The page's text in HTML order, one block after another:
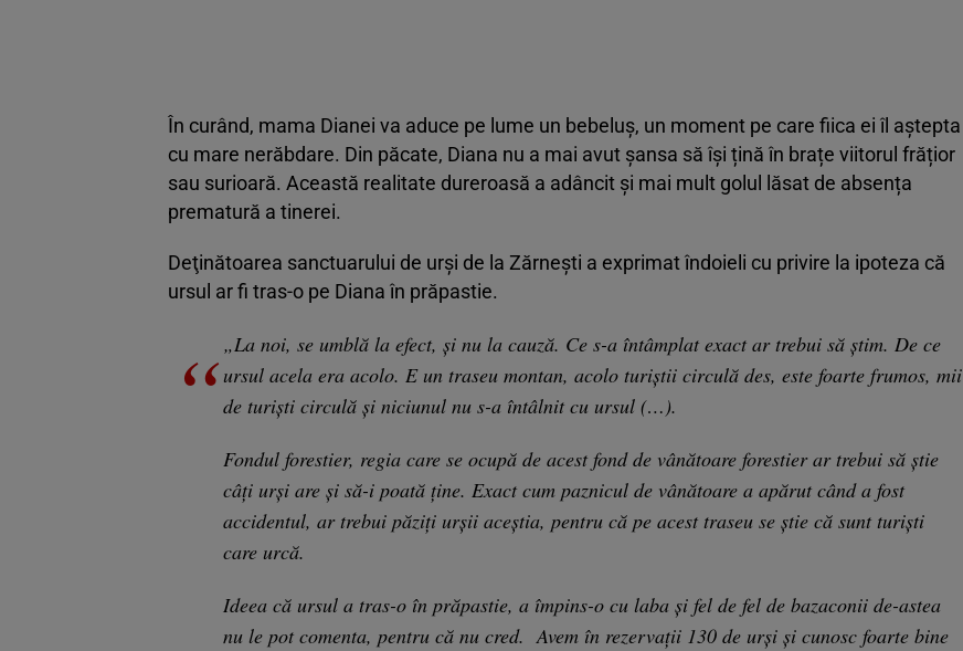
În curând, mama Dianei va aduce pe lume un bebeluș, un moment pe care fiica ei îl aștepta
cu mare nerăbdare. Din păcate, Diana nu a mai avut șansa să își țină în brațe viitorul frățior
sau surioară. Această realitate dureroasă a adâncit și mai mult golul lăsat de absența
prematură a tinerei.
Deţinătoarea sanctuarului de urşi de la Zărnești a exprimat îndoieli cu privire la ipoteza că
ursul ar fi tras-o pe Diana în prăpastie.
„La noi, se umblă la efect, și nu la cauză. Ce s-a întâmplat exact ar trebui să știm. De ce
ursul acela era acolo. E un traseu montan, acolo turiștii circulă des, este foarte frumos, mii
de turiști circulă și niciunul nu s-a întâlnit cu ursul (…).
Fondul forestier, regia care se ocupă de acest fond de vânătoare forestier ar trebui să știe
câți urși are și să-i poată ține. Exact cum paznicul de vânătoare a apărut când a fost
accidentul, ar trebui păziți urșii aceștia, pentru că pe acest traseu se știe că sunt turiști
care urcă.
Ideea că ursul a tras-o în prăpastie, a împins-o cu laba și fel de fel de bazaconii de-astea
nu le pot comenta, pentru că nu cred. Avem în rezervații 130 de urşi și cunosc foarte bine